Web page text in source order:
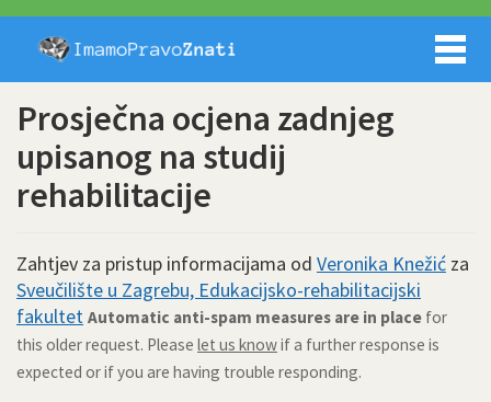
Imamo
Prosječna ocjena zadnjeg
upisanog na studij
rehabilitacije
Zahtjev za pristup informacijama od Veronika Knežić za
Sveučilište u Zagrebu, Edukacijsko-rehabilitacijski
fakultet Automatic anti-spam measures are in place for
this older request. Please let us knowif a further response is
expected or if you are having trouble responding.